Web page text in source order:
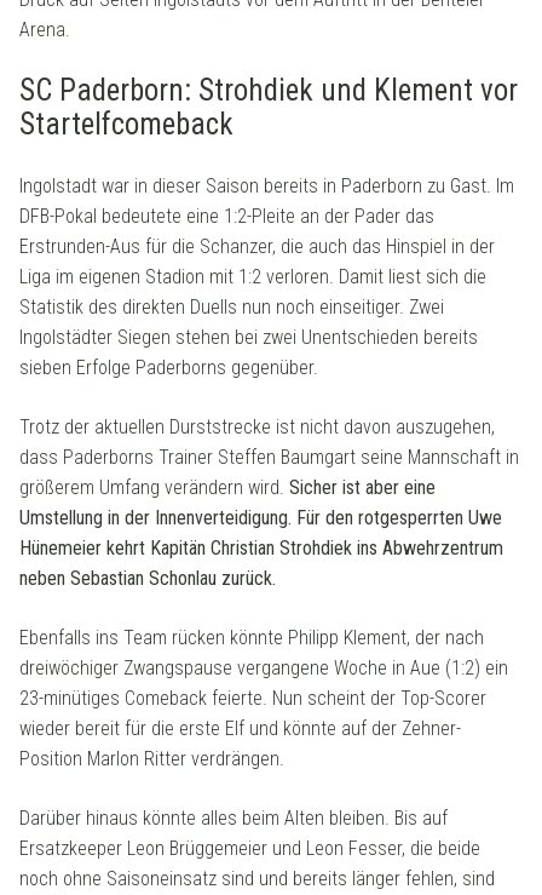
Arena.
SC Paderborn: Strohdiek und Klement vor
Startelfcomeback
Ingolstadt war in dieser Saison bereits in Paderborn zu Gast. Im
DFB-Pokal bedeutete eine 1:2-Pleite an der Pader das
Erstrunden-Aus für die Schanzer, die auch das Hinspiel in der
Liga im eigenen Stadion mit 1:2 verloren. Damit liest sich die
Statistik des direkten Duells nun noch einseitiger. Zwei
Ingolstädter Siegen stehen bei zwei Unentschieden bereits
sieben Erfolge Paderborns gegenüber.
Trotz der aktuellen Durststrecke ist nicht davon auszugehen,
dass Paderborns Trainer Steffen Baumgart seine Mannschaft in
größerem Umfang verändern wird. Sicher ist aber eine
Umstellung in der Innenverteidigung. Für den rotgesperrten Uwe
Hünemeier kehrt Kapitän Christian Strohdiek ins Abwehrzentrum
neben Sebastian Schonlau zurück.
Ebenfalls ins Team rücken könnte Philipp Klement, der nach
dreiwöchiger Zwangspause vergangene Woche in Aue (1:2) ein
23-minütiges Comeback feierte. Nun scheint der Top-Scorer
wieder bereit für die erste Elf und könnte auf der Zehner-
Position Marlon Ritter verdrängen.
Darüber hinaus könnte alles beim Alten bleiben. Bis auf
Ersatzkeeper Leon Brüggemeier und Leon Fesser, die beide
noch ohne Saisoneinsatz sind und bereits länger fehlen, sind